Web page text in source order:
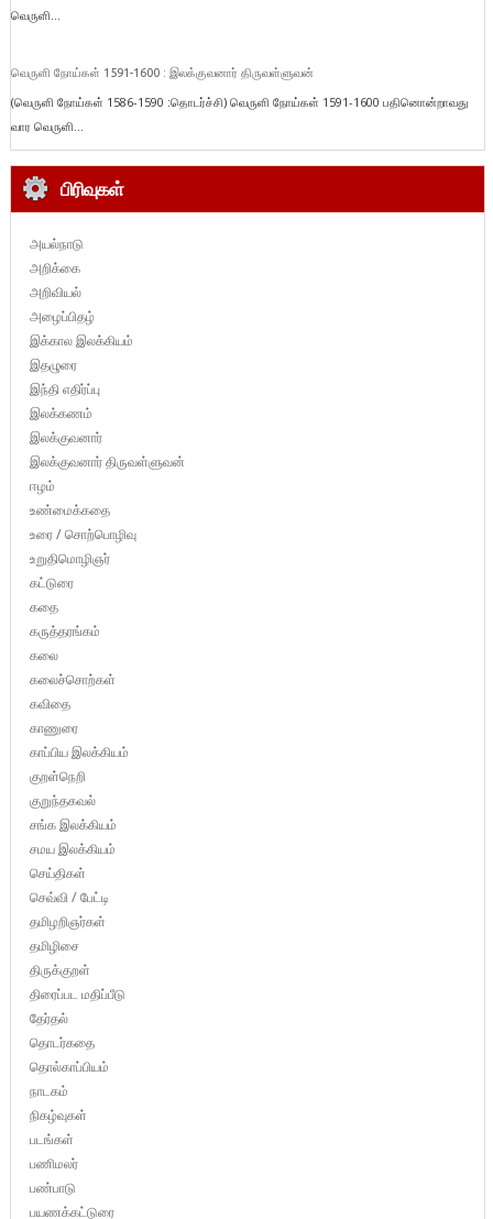
வெருளி...
வெருளி நோய்கள் 1591-1600 : இலக்குவனார் திருவள்ளுவன்
(வெருளி நோய்கள் 1586-1590 :தொடர்ச்சி) வெருளி நோய்கள் 1591-1600 பதினொன்றாவது
வார வெருளி...
பிரிவுகள்
அயல்நாடு
அறிக்கை
அறிவியல்
அழைப்பிதழ்
இக்கால இலக்கியம்
இதழுரை
இந்தி எதிர்ப்பு
இலக்கணம்
இலக்குவனார்
இலக்குவனார் திருவள்ளுவன்
ஈழம்
உண்மைக்கதை
உரை / சொற்பொழிவு
உறுதிமொழிஞர்
கட்டுரை
கதை
கருத்தரங்கம்
கலை
கலைச்சொற்கள்
கவிதை
காணுரை
காப்பிய இலக்கியம்
குறள்நெறி
குறுந்தகவல்
சங்க இலக்கியம்
சமய இலக்கியம்
செய்திகள்
செவ்வி / பேட்டி
தமிழறிஞர்கள்
தமிழிசை
திருக்குறள்
திரைப்பட மதிப்பீடு
தேர்தல்
தொடர்கதை
தொல்காப்பியம்
நாடகம்
நிகழ்வுகள்
படங்கள்
பணிமலர்
பண்பாடு
பயணக்கட்டுரை